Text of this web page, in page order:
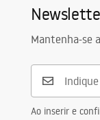
Mantenha-se
Ao inserir e